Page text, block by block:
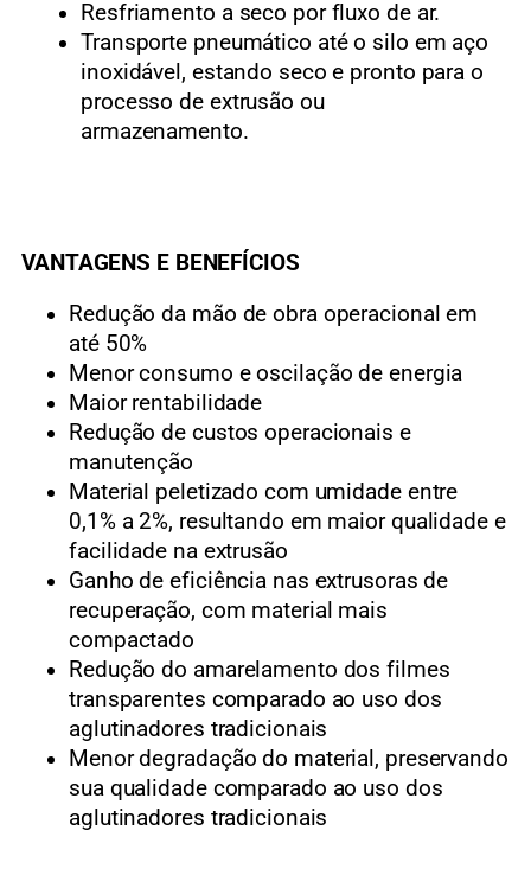
Resfriamento a seco por fluxo de ar.
Transporte pneumático até o silo em aço
inoxidável, estando seco e pronto para o
processo de extrusão ou
armazenamento.
VANTAGENS E BENEFÍCIOS
Redução da mão de obra operacional em
até 50%
Menor consumo e oscilação de energia
Maior rentabilidade
Redução de custos operacionais e
manutenção
Material peletizado com umidade entre
0,1% a 2%, resultando em maior qualidade e
facilidade na extrusão
Ganho de eficiência nas extrusoras de
recuperação, com material mais
compactado
Redução do amarelamento dos filmes
transparentes comparado ao uso dos
aglutinadores tradicionais
Menor degradação do material, preservando
sua qualidade comparado ao uso dos
aglutinadores tradicionais